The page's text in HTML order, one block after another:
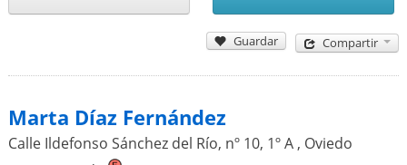
Guardar Compartir
Marta Díaz Fernández
Calle Ildefonso Sánchez del Río, nº 10, 1º A , Oviedo